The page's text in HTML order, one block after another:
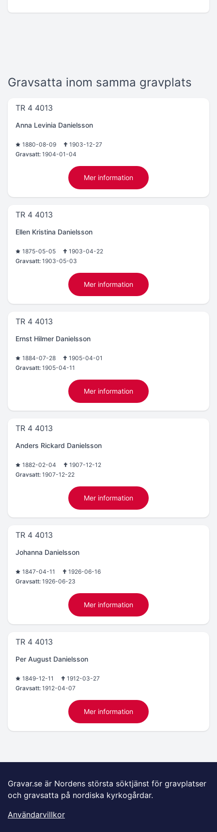
Gravsatta inom samma gravplats
TR 4 4013
Anna Levinia Danielsson
1880-08-09
1903-12-27
Gravsatt: 1904-01-04
Mer information
TR 4 4013
Ellen Kristina Danielsson
1875-05-05
1903-04-22
Gravsatt: 1903-05-03
Mer information
TR 4 4013
Ernst Hilmer Danielsson
1884-07-28
1905-04-01
Gravsatt: 1905-04-11
Mer information
TR 4 4013
Anders Rickard Danielsson
1882-02-04
1907-12-12
Gravsatt: 1907-12-22
Mer information
TR 4 4013
Johanna Danielsson
1847-04-11
1926-06-16
Gravsatt: 1926-06-23
Mer information
TR 4 4013
Per August Danielsson
1849-12-11
1912-03-27
Gravsatt: 1912-04-07
Mer information
Gravar.se är Nordens största söktjänst för gravplatser
och gravsatta på nordiska kyrkogårdar.
Användarvillkor